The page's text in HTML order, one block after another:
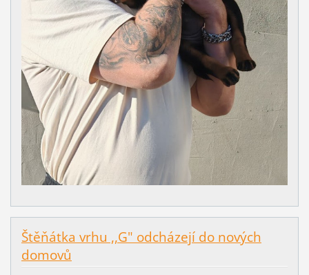
Štěňátka vrhu ,,G" odcházejí do nových
domovů